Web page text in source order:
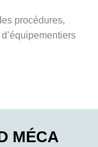
procédures,
MÉCA